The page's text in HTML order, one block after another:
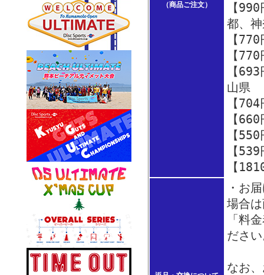
（商品ご注文）
【
都、
【
【
【
山県
【
【
【
【
【
・お
場合
「料
ださ
なお